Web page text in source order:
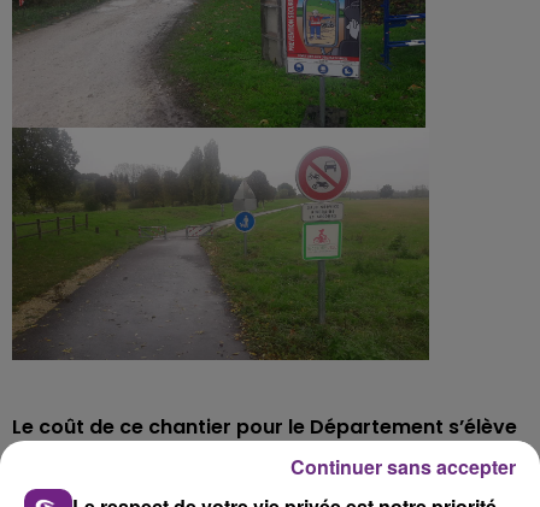
Le coût de ce chantier pour le Département s’élève
Continuer sans accepter